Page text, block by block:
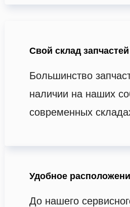
Свой склад запчастей
Большинство
наличии на наших
современных
Удобное
До нашего